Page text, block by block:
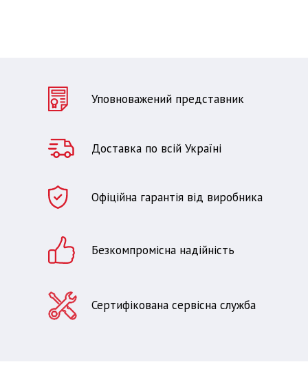
Уповноважений представник
Доставка по всій Україні
Офіційна гарантія від виробника
Безкомпромісна надійність
Сертифікована сервісна служба